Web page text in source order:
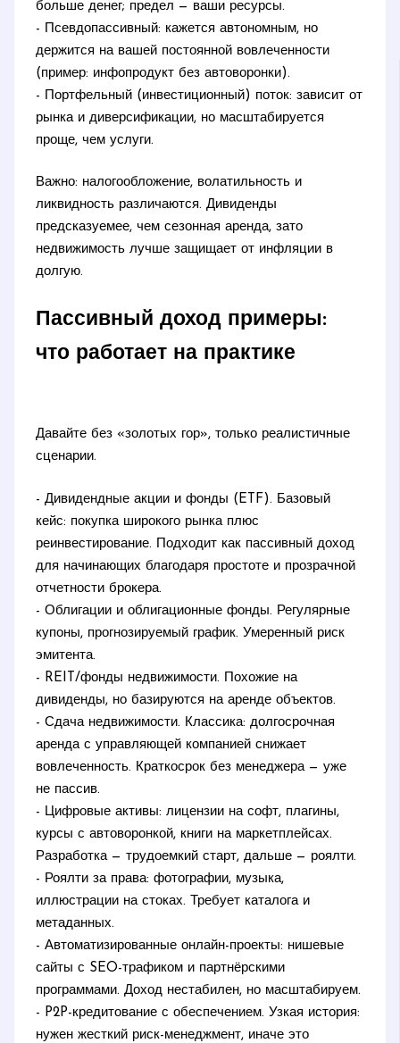
больше денег; предел — ваши ресурсы.
- Псевдопассивный: кажется автономным, но
держится на вашей постоянной вовлеченности
(пример: инфопродукт без автоворонки).
- Портфельный (инвестиционный) поток: зависит от
рынка и диверсификации, но масштабируется
проще, чем услуги.
Важно: налогообложение, волатильность и
ликвидность различаются. Дивиденды
предсказуемее, чем сезонная аренда, зато
недвижимость лучше защищает от инфляции в
долгую.
Пассивный доход примеры:
что работает на практике
Давайте без «золотых гор», только реалистичные
сценарии.
- Дивидендные акции и фонды (ETF). Базовый
кейс: покупка широкого рынка плюс
реинвестирование. Подходит как пассивный доход
для начинающих благодаря простоте и прозрачной
отчетности брокера.
- Облигации и облигационные фонды. Регулярные
купоны, прогнозируемый график. Умеренный риск
эмитента.
- REIT/фонды недвижимости. Похожие на
дивиденды, но базируются на аренде объектов.
- Сдача недвижимости. Классика: долгосрочная
аренда с управляющей компанией снижает
вовлеченность. Краткосрок без менеджера — уже
не пассив.
- Цифровые активы: лицензии на софт, плагины,
курсы с автоворонкой, книги на маркетплейсах.
Разработка — трудоемкий старт, дальше — роялти.
- Роялти за права: фотографии, музыка,
иллюстрации на стоках. Требует каталога и
метаданных.
- Автоматизированные онлайн-проекты: нишевые
сайты с SEO-трафиком и партнёрскими
программами. Доход нестабилен, но масштабируем.
- P2P-кредитование с обеспечением. Узкая история:
нужен жесткий риск-менеджмент, иначе это